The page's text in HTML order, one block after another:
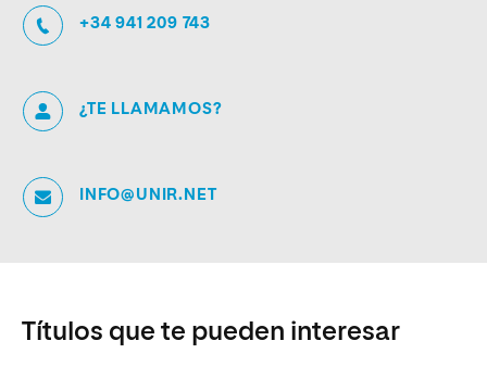
+34 941 209 743
¿TE LLAMAMOS?
INFO@UNIR.NET
Títulos que te pueden interesar